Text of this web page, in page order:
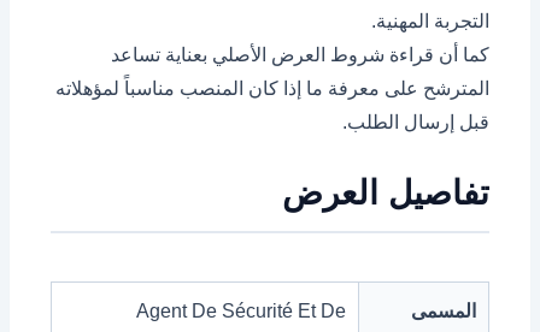
التجربة المهنية.
كما أن قراءة شروط العرض الأصلي بعناية تساعد
المترشح على معرفة ما إذا كان المنصب مناسباً لمؤهلاته
قبل إرسال الطلب.
تفاصيل العرض
المسمى
Agent De Sécurité Et De